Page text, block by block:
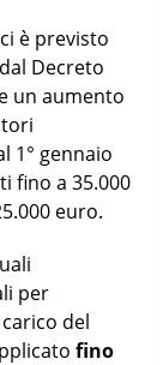
è previsto
Decreto
un aumento
1° gennaio
fino a 35.000
euro.
per
del
fino